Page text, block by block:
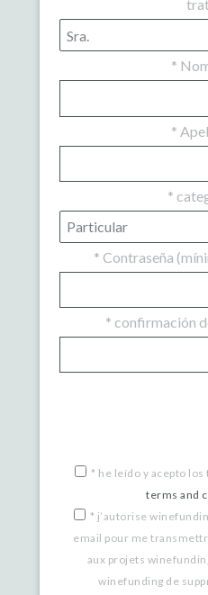
*
*
*
* Contraseña
* confirmación
* he leído y acepto
terms and
* j’autorise
email pour me
aux projets
winefunding de